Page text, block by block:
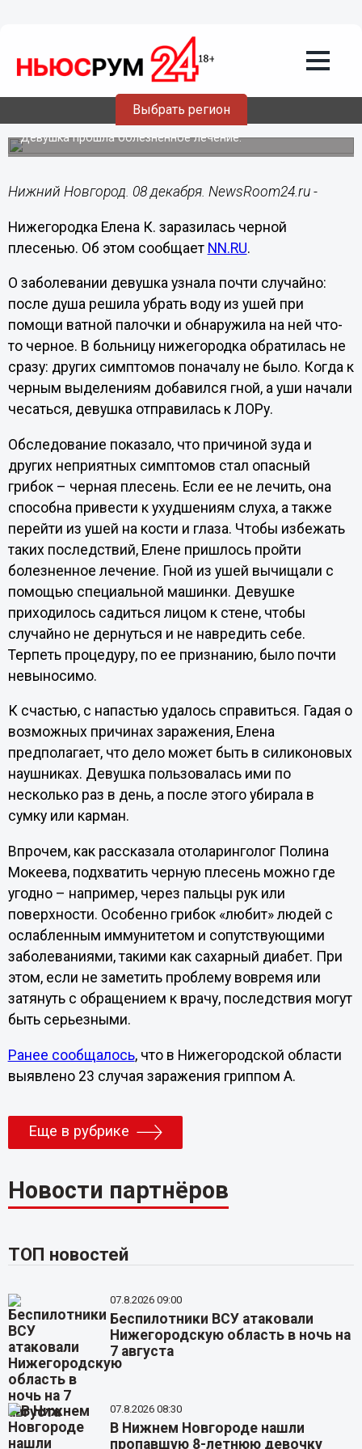
Выбрать регион
Нижегородка заразилась опасным
грибком из-за использования
Девушка прошла болезненное лечение.
Нижний Новгород. 08 декабря. NewsRoom24.ru -
Нижегородка Елена К. заразилась черной
плесенью. Об этом сообщает NN.RU.
О заболевании девушка узнала почти случайно:
после душа решила убрать воду из ушей при
помощи ватной палочки и обнаружила на ней что-
то черное. В больницу нижегородка обратилась не
сразу: других симптомов поначалу не было. Когда к
черным выделениям добавился гной, а уши начали
чесаться, девушка отправилась к ЛОРу.
Обследование показало, что причиной зуда и
других неприятных симптомов стал опасный
грибок – черная плесень. Если ее не лечить, она
способна привести к ухудшениям слуха, а также
перейти из ушей на кости и глаза. Чтобы избежать
таких последствий, Елене пришлось пройти
болезненное лечение. Гной из ушей вычищали с
помощью специальной машинки. Девушке
приходилось садиться лицом к стене, чтобы
случайно не дернуться и не навредить себе.
Терпеть процедуру, по ее признанию, было почти
невыносимо.
К счастью, с напастью удалось справиться. Гадая о
возможных причинах заражения, Елена
предполагает, что дело может быть в силиконовых
наушниках. Девушка пользовалась ими по
несколько раз в день, а после этого убирала в
сумку или карман.
Впрочем, как рассказала отоларинголог Полина
Мокеева, подхватить черную плесень можно где
угодно – например, через пальцы рук или
поверхности. Особенно грибок «любит» людей с
ослабленным иммунитетом и сопутствующими
заболеваниями, такими как сахарный диабет. При
этом, если не заметить проблему вовремя или
затянуть с обращением к врачу, последствия могут
быть серьезными.
Ранее сообщалось, что в Нижегородской области
выявлено 23 случая заражения гриппом А.
Еще в рубрике
Новости партнёров
ТОП новостей
07.8.2026 09:00
Беспилотники ВСУ атаковали
Нижегородскую область в ночь на
7 августа
07.8.2026 08:30
В Нижнем Новгороде нашли
пропавшую 8-летнюю девочку